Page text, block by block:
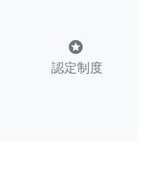
stars
認定制度